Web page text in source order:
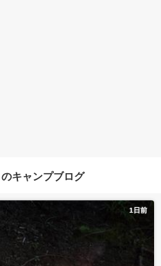
キャンプブログ
1日前